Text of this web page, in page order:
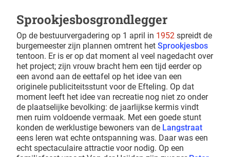
Sprookjesbosgrondlegger
Op de bestuurvergadering op 1 april in 1952 spreidt de
burgemeester zijn plannen omtrent het Sprookjesbos
tentoon. Er is er op dat moment al veel nagedacht over
het project; zijn vrouw bracht hem een tijd eerder op
een avond aan de eettafel op het idee van een
originele publiciteitsstunt voor de Efteling. Op dat
moment leeft het idee van recreatie nog niet zo onder
de plaatselijke bevolking: de jaarlijkse kermis vindt
men ruim voldoende vermaak. Met een goede stunt
konden de werklustige bewoners van de Langstraat
eens leren wat echte ontspanning was. Daar was een
echt spectaculaire attractie voor nodig. Op een